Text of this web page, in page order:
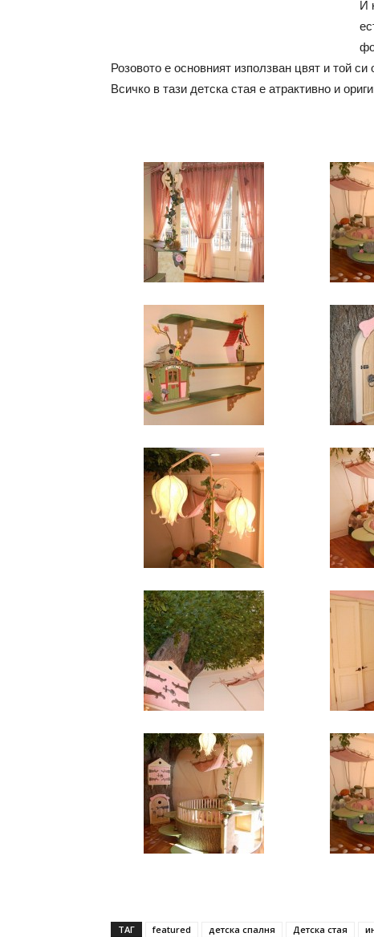
И
Розовото е основният използван цвят и той
Всичко в тази детска стая е атрактивно и
ТАГ featured детска спалня Детска стая